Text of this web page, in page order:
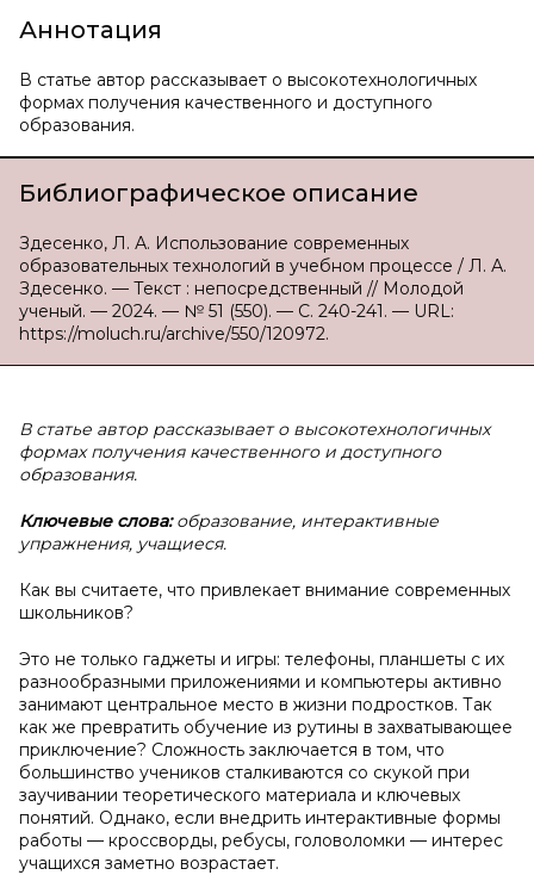
Аннотация
В статье автор рассказывает о высокотехнологичных
формах получения качественного и доступного
образования.
Библиографическое описание
Здесенко, Л. А. Использование современных
образовательных технологий в учебном процессе / Л. А.
Здесенко. — Текст : непосредственный // Молодой
ученый. — 2024. — № 51 (550). — С. 240-241. — URL:
https://moluch.ru/archive/550/120972.
В статье автор рассказывает о высокотехнологичных
формах получения качественного и доступного
образования.
Ключевые слова:образование, интерактивные
упражнения, учащиеся.
Как вы считаете, что привлекает внимание современных
школьников?
Это не только гаджеты и игры: телефоны, планшеты с их
разнообразными приложениями и компьютеры активно
занимают центральное место в жизни подростков. Так
как же превратить обучение из рутины в захватывающее
приключение? Сложность заключается в том, что
большинство учеников сталкиваются со скукой при
заучивании теоретического материала и ключевых
понятий. Однако, если внедрить интерактивные формы
работы — кроссворды, ребусы, головоломки — интерес
учащихся заметно возрастает.